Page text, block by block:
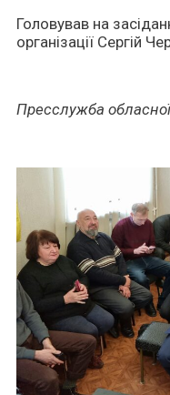
Головував на
організації Сергій
Пресслужба обласної